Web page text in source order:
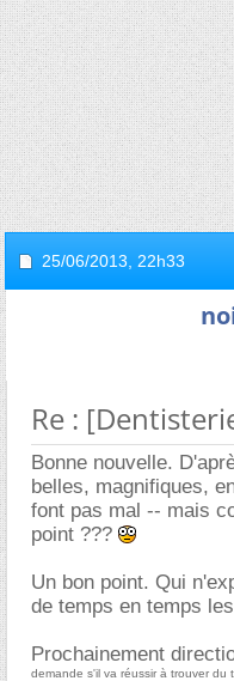
25/06/2013, 22h33
Re :
Bonne nouvelle.
belles, magnifiques,
font pas mal -- mais
point ???
Un bon point. Qui
de temps en temps
Prochainement
demande s'il va réussir à trouver du